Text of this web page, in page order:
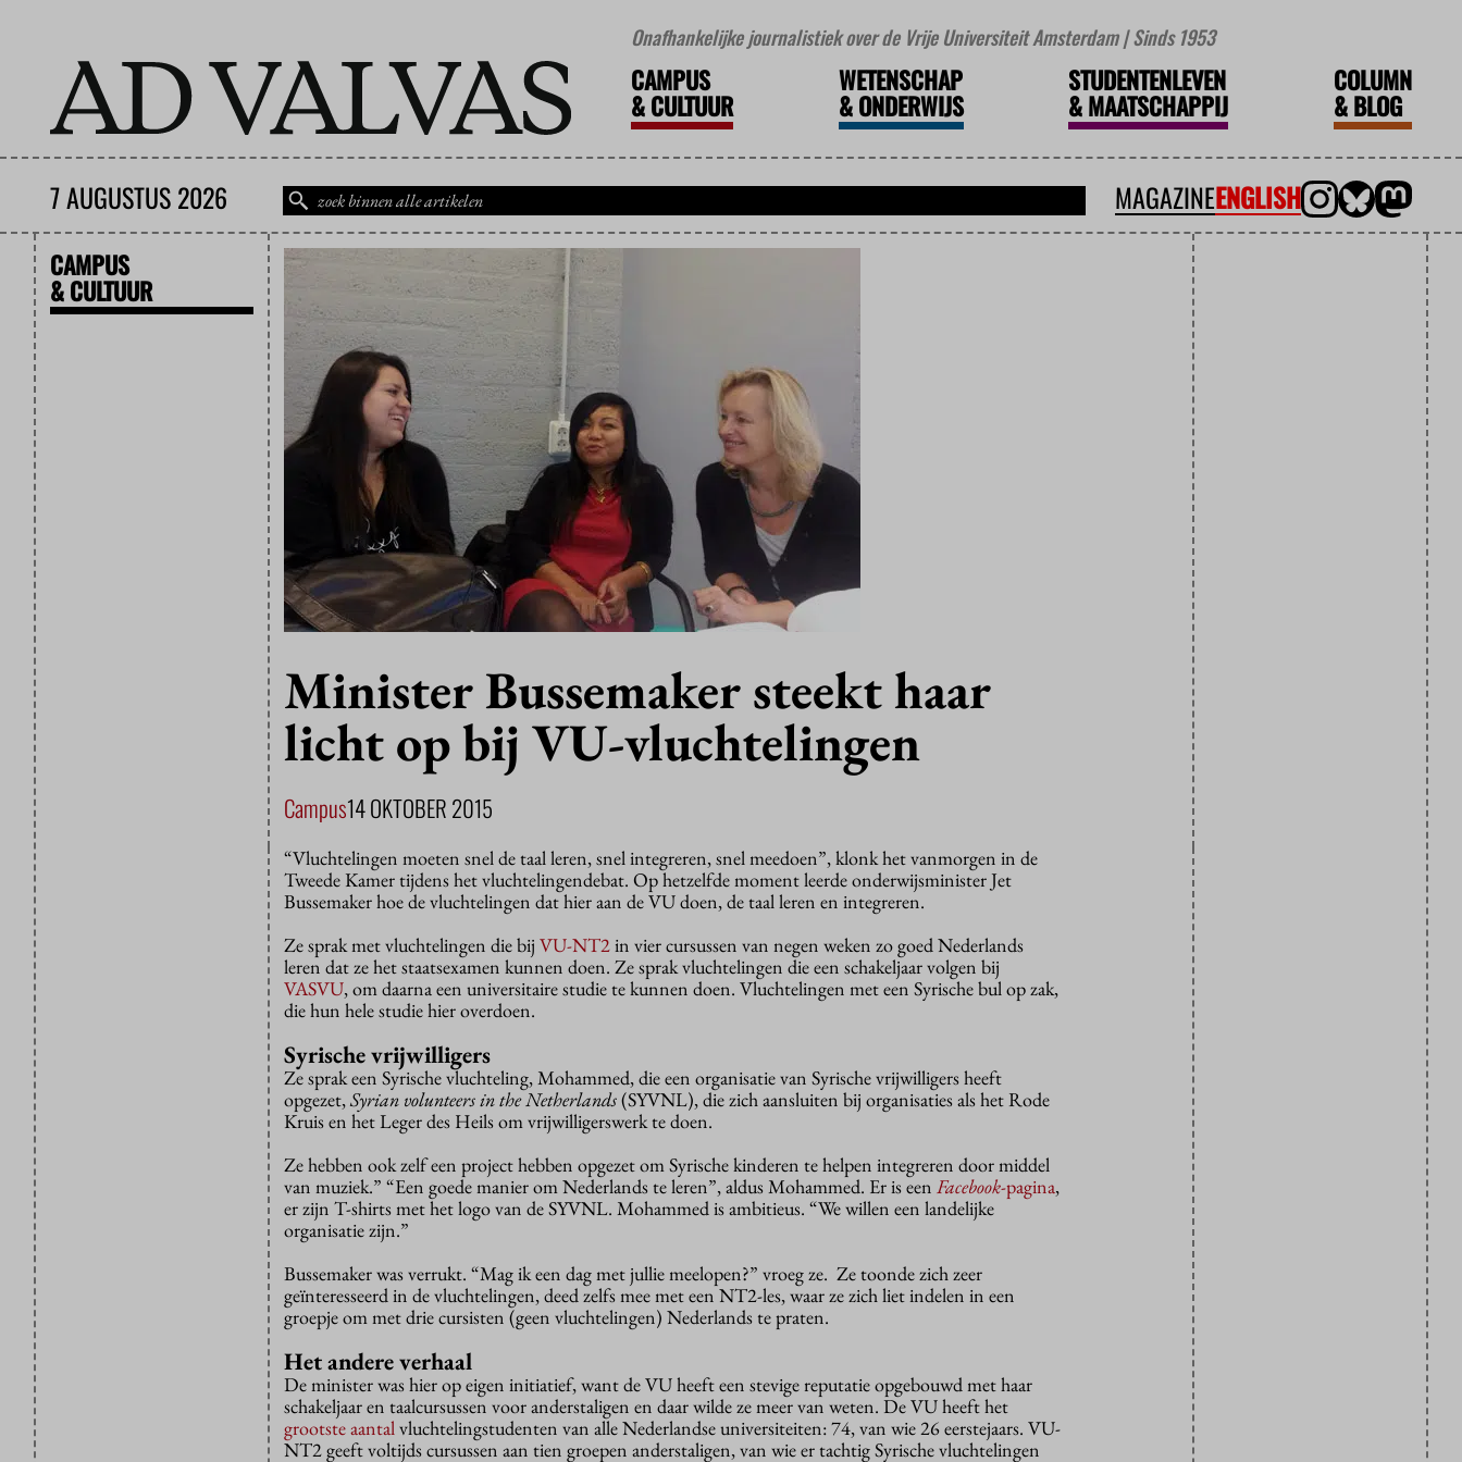
Onafhankelijke journalistiek over de Vrije Universiteit Amsterdam | Sinds 1953
CAMPUS
&CULTUUR
WETENSCHAP
&ONDERWIJS
STUDENTENLEVEN
&MAATSCHAPPIJ
COLUMN
&BLOG
7 AUGUSTUS 2026 MAGAZINEENGLISH
CAMPUS
& CULTUUR
Minister Bussemaker steekt haar
licht op bij VU-vluchtelingen
Campus14 OKTOBER 2015
“Vluchtelingen moeten snel de taal leren, snel integreren, snel meedoen”, klonk het vanmorgen in de
Tweede Kamer tijdens het vluchtelingendebat. Op hetzelfde moment leerde onderwijsminister Jet
Bussemaker hoe de vluchtelingen dat hier aan de VU doen, de taal leren en integreren.
Ze sprak met vluchtelingen die bij VU-NT2in vier cursussen van negen weken zo goed Nederlands
leren dat ze het staatsexamen kunnen doen. Ze sprak vluchtelingen die een schakeljaar volgen bij
VASVU, om daarna een universitaire studie te kunnen doen. Vluchtelingen met een Syrische bul op zak,
die hun hele studie hier overdoen.
Syrische vrijwilligers
Ze sprak een Syrische vluchteling, Mohammed, die een organisatie van Syrische vrijwilligers heeft
opgezet,Syrian volunteers in the Netherlands(SYVNL), die zich aansluiten bij organisaties als het Rode
Kruis en het Leger des Heils om vrijwilligerswerk te doen.
Ze hebben ook zelf een project hebben opgezet om Syrische kinderen te helpen integreren door middel
van muziek.” “Een goede manier om Nederlands te leren”, aldus Mohammed. Er is een Facebook-pagina,
er zijn T-shirts met het logo van de SYVNL. Mohammed is ambitieus. “We willen een landelijke
organisatie zijn.”
Bussemaker was verrukt. “Mag ik een dag met jullie meelopen?” vroeg ze. Ze toonde zich zeer
geïnteresseerd in de vluchtelingen, deed zelfs mee met een NT2-les, waar ze zich liet indelen in een
groepje om met drie cursisten (geen vluchtelingen) Nederlands te praten.
Het andere verhaal
De minister was hier op eigen initiatief, want de VU heeft een stevige reputatie opgebouwd met haar
schakeljaar en taalcursussen voor anderstaligen en daar wilde ze meer van weten. De VU heeft het
grootste aantalvluchtelingstudenten van alle Nederlandse universiteiten: 74, van wie 26 eerstejaars. VU-
NT2 geeft voltijds cursussen aan tien groepen anderstaligen, van wie er tachtig Syrische vluchtelingen